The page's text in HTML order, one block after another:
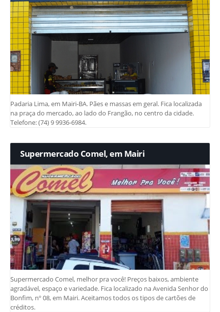
Padaria Lima, em Mairi-BA. Pães e massas em geral. Fica localizada
na praça do mercado, ao lado do Frangão, no centro da cidade.
Telefone: (74) 9 9936-6984.
Supermercado Comel, em Mairi
Supermercado Comel, melhor pra você! Preços baixos, ambiente
agradável, espaço e variedade. Fica localizado na Avenida Senhor do
Bonfim, nº 08, em Mairi. Aceitamos todos os tipos de cartões de
créditos.